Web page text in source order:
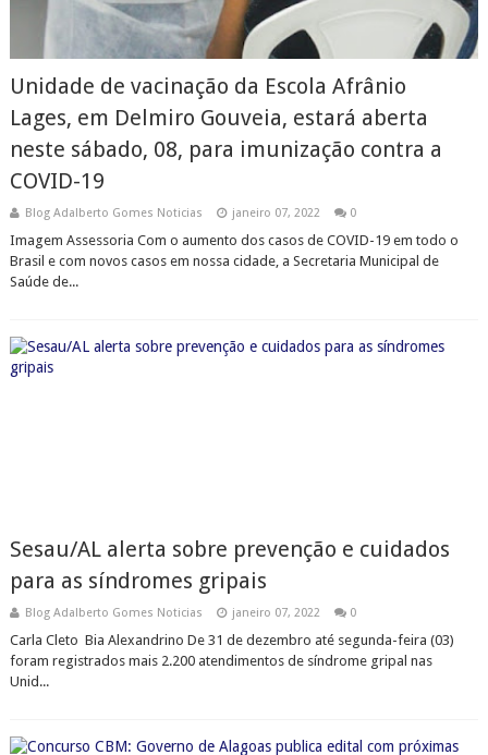
Unidade de vacinação da Escola Afrânio
Lages, em Delmiro Gouveia, estará aberta
neste sábado, 08, para imunização contra a
COVID-19
Blog Adalberto Gomes Noticias janeiro 07, 2022 0
Imagem Assessoria Com o aumento dos casos de COVID-19 em todo o
Brasil e com novos casos em nossa cidade, a Secretaria Municipal de
Saúde de...
Sesau/AL alerta sobre prevenção e cuidados
para as síndromes gripais
Blog Adalberto Gomes Noticias janeiro 07, 2022 0
Carla Cleto Bia Alexandrino De 31 de dezembro até segunda-feira (03)
foram registrados mais 2.200 atendimentos de síndrome gripal nas
Unid...